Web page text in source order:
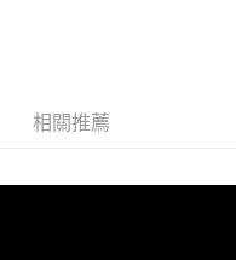
相關推薦